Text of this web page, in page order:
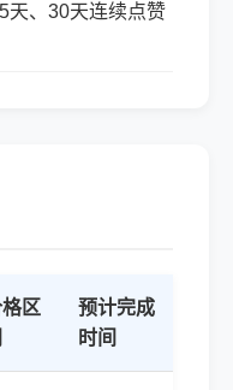
天、30天连续点赞
区
预计完成
时间